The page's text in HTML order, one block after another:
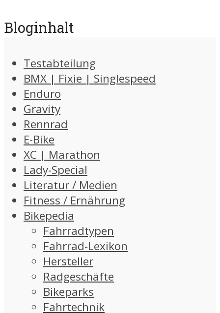
Bloginhalt
Testabteilung
BMX | Fixie | Singlespeed
Enduro
Gravity
Rennrad
E-Bike
XC | Marathon
Lady-Special
Literatur / Medien
Fitness / Ernährung
Bikepedia
Fahrradtypen
Fahrrad-Lexikon
Hersteller
Radgeschäfte
Bikeparks
Fahrtechnik